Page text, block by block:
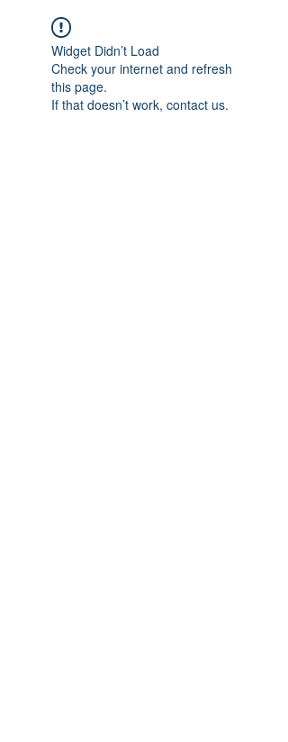
Widget Didn’t Load
Check your internet and refresh
this page.
If that doesn’t work, contact us.